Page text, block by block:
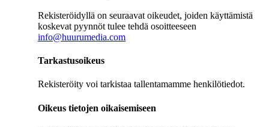
Rekisteröidyllä on seuraavat oikeudet, joiden käyttämistä
koskevat pyynnöt tulee tehdä osoitteeseen
info@huurumedia.com
Tarkastusoikeus
Rekisteröity voi tarkistaa tallentamamme henkilötiedot.
Oikeus tietojen oikaisemiseen